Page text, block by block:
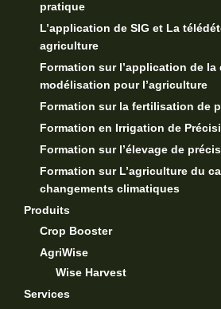
pratique
L’application de SIG et La
agriculture
Formation sur l’application de
modélisation pour l’agriculture
Formation sur la fertilisation de
Formation en Irrigation de
Formation sur l’élevage de
Formation sur L’agriculture du
changements climatiques
Produits
Crop Booster
AgriWise
Wise Harvest
Services